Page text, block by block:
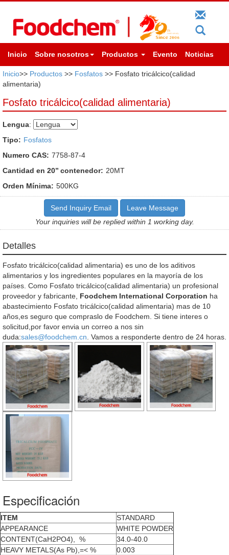
Inicio Sobre nosotros Productos Evento Noticias
Inicio>> Productos >> Fosfatos >> Fosfato tricálcico(calidad
alimentaria)
Fosfato tricálcico(calidad alimentaria)
Lengua:
Tipo: Fosfatos
Numero CAS: 7758-87-4
Cantidad en 20’’ contenedor: 20MT
Orden Mínima: 500KG
Send Inquiry Email
Leave Message
Your inquiries will be replied within 1 working day.
Detalles
Fosfato tricálcico(calidad alimentaria) es uno de los aditivos
alimentarios y los ingredientes populares en la mayoría de los
países. Como Fosfato tricálcico(calidad alimentaria) un profesional
proveedor y fabricante, Foodchem International Corporation ha
abastecimiento Fosfato tricálcico(calidad alimentaria) mas de 10
años,es seguro que compraslo de Foodchem. Si tiene interes o
solicitud,por favor envia un correo a nos sin
duda:sales@foodchem.cn . Vamos a responderte dentro de 24 horas.
Especificación
ITEM
STANDARD
APPEARANCE
WHITE POWDER
CONTENT(CaH2PO4), %
34.0-40.0
HEAVY METALS(As Pb),=< %
0.003